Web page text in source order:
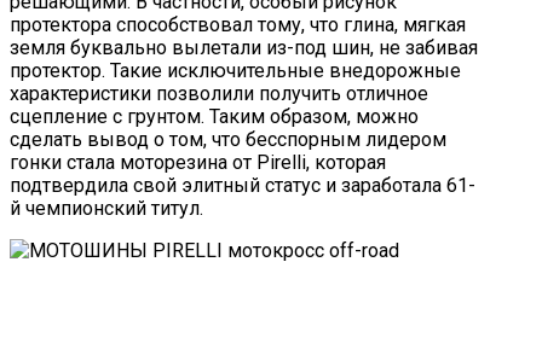
протектора способствовал тому, что глина, мягкая
земля буквально вылетали из-под шин, не забивая
протектор. Такие исключительные внедорожные
характеристики позволили получить отличное
сцепление с грунтом. Таким образом, можно
сделать вывод о том, что бесспорным лидером
гонки стала моторезина от Pirelli, которая
подтвердила свой элитный статус и заработала 61-
й чемпионский титул.